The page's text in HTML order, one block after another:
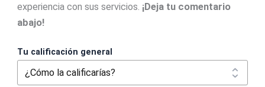
experiencia con sus servicios. ¡Deja tu comentario
abajo!
Tu calificación general